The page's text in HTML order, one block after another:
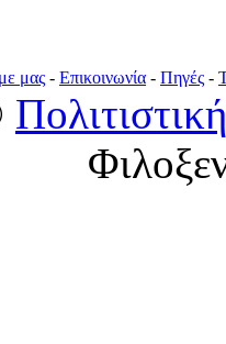
μας - Επικοινωνία - Πηγές -